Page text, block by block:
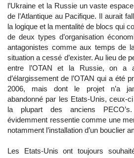
l’Ukraine et la Russie un vaste
de l’Atlantique au Pacifique. Il aurait
la logique et la mentalité de blocs qui
de deux types d’organisation
antagonistes comme aux temps de
situation a cessé d’exister. Au lieu de
entre l’OTAN et la Russie, on a
d’élargissement de l’OTAN qui a été
2006, mais dont le projet n’a
abandonné par les Etats-Unis, ceux-
la plupart des anciens
évidemment ressentie comme une
notamment l’installation d’un bouclier
Les Etats-Unis ont toujours